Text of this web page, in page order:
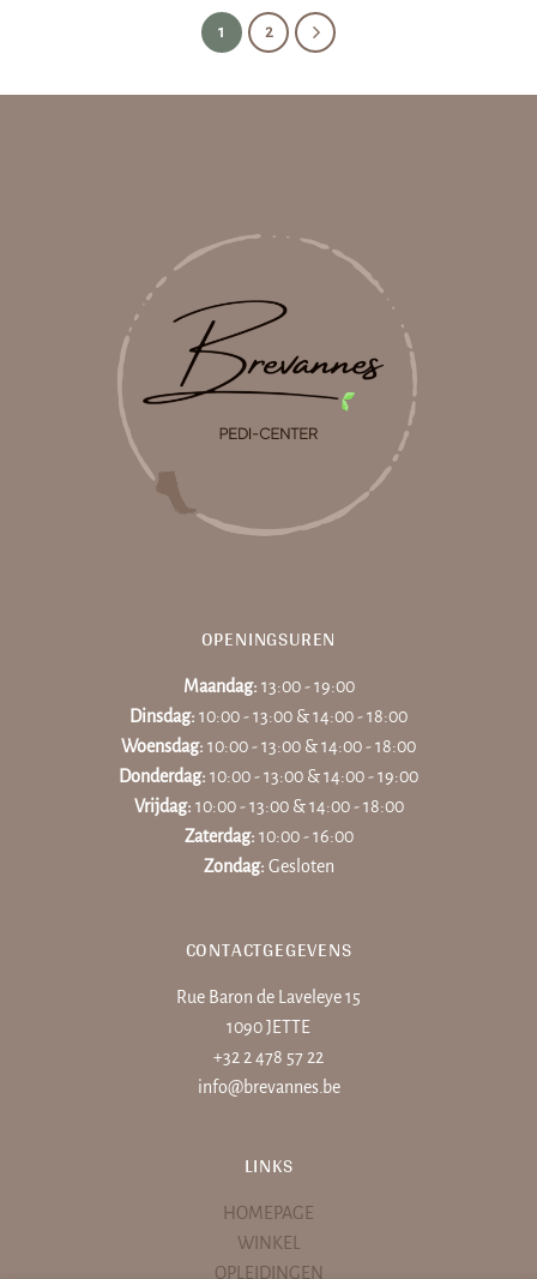
1 2
OPENINGSUREN
Maandag: 13:00 - 19:00
Dinsdag: 10:00 - 13:00 & 14:00 - 18:00
Woensdag: 10:00 - 13:00 & 14:00 - 18:00
Donderdag: 10:00 - 13:00 & 14:00 - 19:00
Vrijdag: 10:00 - 13:00 & 14:00 - 18:00
Zaterdag: 10:00 - 16:00
Zondag: Gesloten
CONTACTGEGEVENS
Rue Baron de Laveleye 15
1090 JETTE
+32 2 478 57 22
info@brevannes.be
LINKS
HOMEPAGE
WINKEL
OPLEIDINGEN